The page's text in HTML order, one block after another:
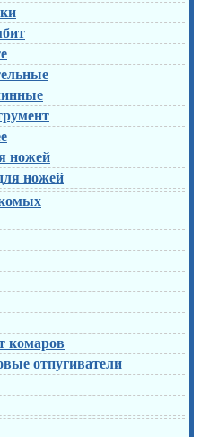
ножей
ножей
комаров
отпугиватели